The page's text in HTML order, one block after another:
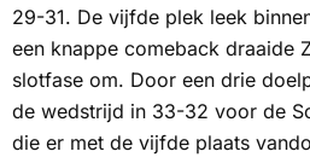
29-31. De vijfde plek leek
een knappe comeback draaide
slotfase om. Door een drie
de wedstrijd in 33-32 voor de
die er met de vijfde plaats